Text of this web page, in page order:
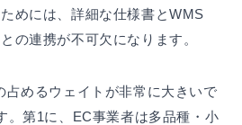
めには、詳細な仕様書とWMS
の連携が不可欠になります。
占めるウェイトが非常に大きいで
。第1に、EC事業者は多品種・小